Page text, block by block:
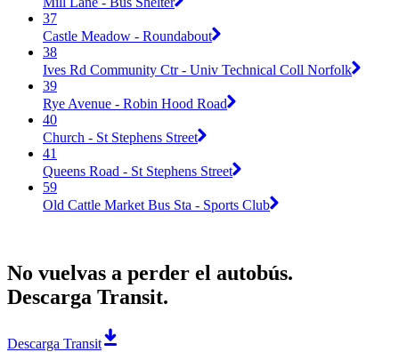
37
Castle Meadow - Roundabout
38
Ives Rd Community Ctr - Univ Technical Coll Norfolk
39
Rye Avenue - Robin Hood Road
40
Church - St Stephens Street
41
Queens Road - St Stephens Street
59
Old Cattle Market Bus Sta - Sports Club
No vuelvas a perder el autobús.
Descarga Transit.
Descarga Transit